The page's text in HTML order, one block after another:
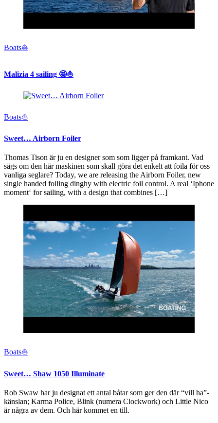
Boats⛵️
Malizia 4 sailing 🤩⛵️
Boats⛵️
Sweet… Airborn Foiler
Thomas Tison är ju en designer som som ligger på framkant. Vad
sägs om den här maskinen som skall göra det enkelt att foila för oss
vanliga seglare? Today, we are releasing the Airborn Foiler, new
single handed foiling dinghy with electric foil control. A real ‘Iphone
moment‘ for sailing, with a design that combines […]
Boats⛵️
Sweet… Shaw 1050 Illuminate
Rob Swaw har ju designat ett antal båtar som ger den där “vill ha”-
känslan; Karma Police, Blink (numera Clockwork) och Little Nico
är några av dem. Och här kommet en till.